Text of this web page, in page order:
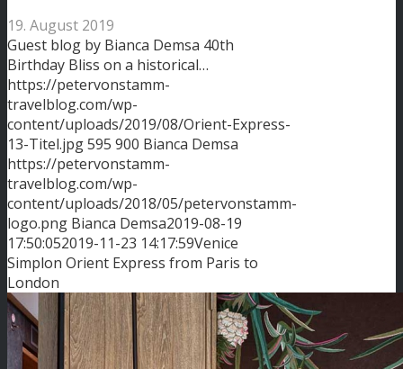
19. August 2019
Guest blog by Bianca Demsa 40th
Birthday Bliss on a historical…
https://petervonstamm-
travelblog.com/wp-
content/uploads/2019/08/Orient-Express-
13-Titel.jpg595 900 Bianca Demsa
https://petervonstamm-
travelblog.com/wp-
content/uploads/2018/05/petervonstamm-
logo.png Bianca Demsa2019-08-19
17:50:052019-11-23 14:17:59Venice
Simplon Orient Express from Paris to
London